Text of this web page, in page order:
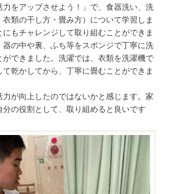
をアップさせよう！」で、食器洗い、洗
類の干し方・畳み方）について学習しま
もチャレンジして取り組むことができま
器の中や裏、ふち等をスポンジで丁寧に洗
できました。洗濯では、衣類を洗濯機で
乾かしてから、丁寧に畳むことができま
が向上したのではないかと感じます。家
の役割として、取り組めると良いです